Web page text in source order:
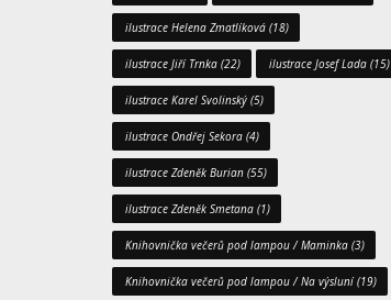
ilustrace Helena Zmatlíková (18)
ilustrace Jiří Trnka (22) ilustrace Josef Lada (15)
ilustrace Karel Svolinský (5)
ilustrace Ondřej Sekora (4)
ilustrace Zdeněk Burian (55)
ilustrace Zdeněk Smetana (1)
Knihovnička večerů pod lampou / Maminka (3)
Knihovnička večerů pod lampou / Na výsluní(19)